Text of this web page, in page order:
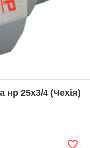
нр 25x3/4 (Чехія)